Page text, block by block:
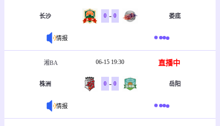
长沙 0 - 0 娄底
情报
湘BA 06-15 19:30 直播中
株洲 0 - 0 岳阳
情报